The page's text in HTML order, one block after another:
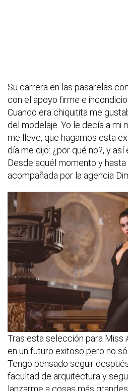
Su carrera en las pasarelas
con el apoyo firme e
Cuando era chiquitita me
del modelaje. Yo le decía a mi
me lleve, que hagamos esta
día me dijo: ¿por qué no?, y
Desde aquél momento y
acompañada por la agencia
Tras esta selección para Miss
en un futuro exitoso pero no
Tengo pensado seguir
facultad de arquitectura y